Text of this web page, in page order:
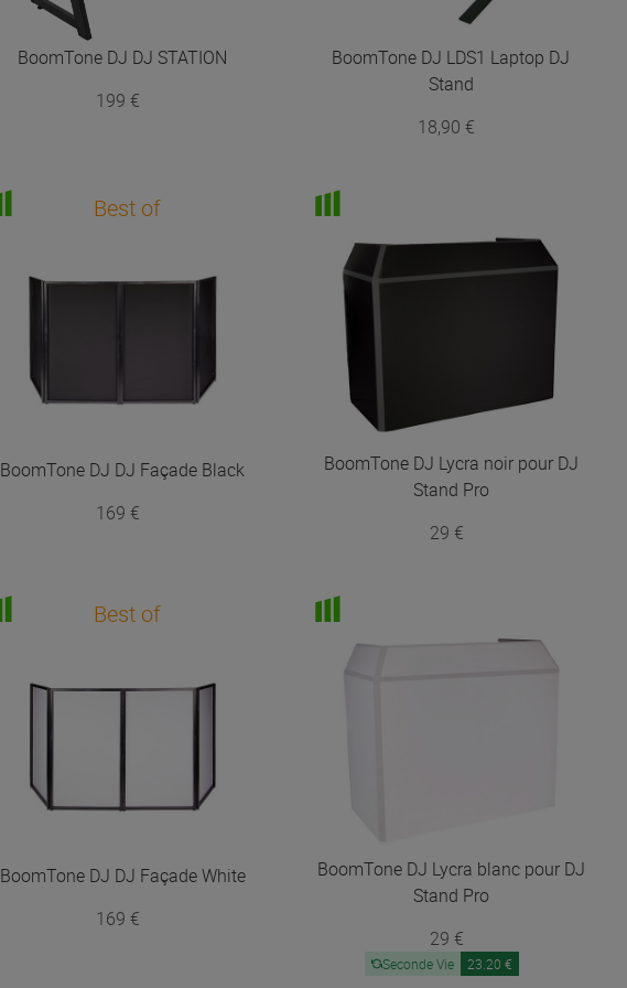
BoomTone DJ DJ STATION
199 €
BoomTone DJ LDS1 Laptop DJ
Stand
18,90 €
Best of
BoomTone DJ DJ Façade Black
169 €
BoomTone DJ Lycra noir pour DJ
Stand Pro
29 €
Best of
BoomTone DJ DJ Façade White
169 €
BoomTone DJ Lycra blanc pour DJ
Stand Pro
29 €
Seconde Vie 23.20 €